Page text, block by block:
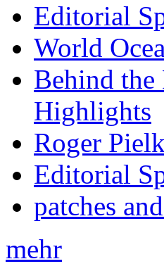
Editorial
World
Behind the
Highlights
Roger
Editorial
patches
mehr